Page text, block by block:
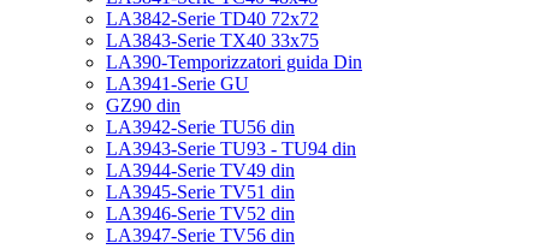
LA3842-Serie TD40 72x72
LA3843-Serie TX40 33x75
LA390-Temporizzatori guida Din
LA3941-Serie GU
GZ90 din
LA3942-Serie TU56 din
LA3943-Serie TU93 - TU94 din
LA3944-Serie TV49 din
LA3945-Serie TV51 din
LA3946-Serie TV52 din
LA3947-Serie TV56 din